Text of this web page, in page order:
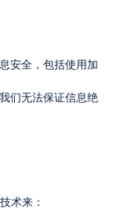
安全，包括使用加
们无法保证信息绝
术来：